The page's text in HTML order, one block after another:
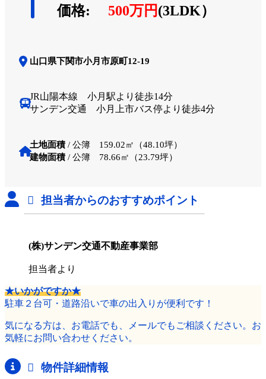
価格: 500万円(3LDK）
山口県下関市小月市原町12-19
JR山陽本線 小月駅より徒歩14分
サンデン交通 小月上市バス停より徒歩4分
土地面積/ 公簿 159.02㎡（48.10坪）
建物面積/ 公簿 78.66㎡（23.79坪）
担当者からのおすすめポイント
(株)サンデン交通不動産事業部
担当者より
★いかがですか★
駐車２台可・道路沿いで車の出入りが便利です！
気になる方は、お電話でも、メールでもご相談ください。お
気軽にお問い合わせください。
物件詳細情報